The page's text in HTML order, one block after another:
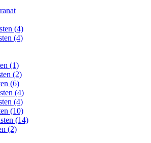
(4)
(4)
(1)
(2)
(6)
(4)
(4)
(10)
(14)
(2)